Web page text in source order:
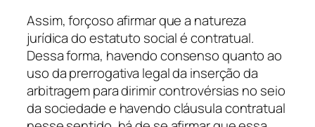
Assim, forçoso afirmar que a natureza
jurídica do estatuto social é contratual.
Dessa forma, havendo consenso quanto ao
uso da prerrogativa legal da inserção da
arbitragem para dirimir controvérsias no seio
da sociedade e havendo cláusula contratual